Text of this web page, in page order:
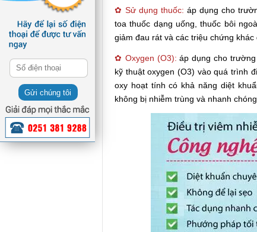
✿ Sử dụng thuốc: áp dụng cho
toa thuốc dạng uống, thuốc bôi
giảm đau rát và các triệu chứng khác
✿ Oxygen (O3):áp dụng cho
kỹ thuật oxygen (O3) vào quá trình
oxy hoạt tính có khả năng diệt
không bị nhiễm trùng và nhanh
Gửi chúng tôi